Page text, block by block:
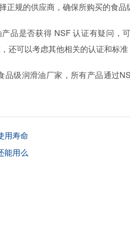
正规的供应商，确保所购买的食品
品是否获得 NSF认证有疑问，
还可以考虑其他相关的认证和标准
品级润滑油厂家，所有产品通过
用寿命
能用么